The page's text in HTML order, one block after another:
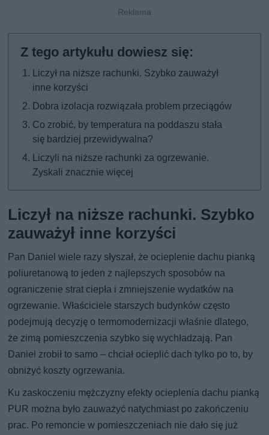
Liczył na niższe rachunki. Szybko zauważył
inne korzyści
Dobra izolacja rozwiązała problem przeciągów
Co zrobić, by temperatura na poddaszu stała
się bardziej przewidywalna?
Liczyli na niższe rachunki za ogrzewanie.
Zyskali znacznie więcej
Liczył na niższe rachunki. Szybko
zauważył inne korzyści
Pan Daniel wiele razy słyszał, że ocieplenie dachu pianką
poliuretanową to jeden z najlepszych sposobów na
ograniczenie strat ciepła i zmniejszenie wydatków na
ogrzewanie. Właściciele starszych budynków często
podejmują decyzję o termomodernizacji właśnie dlatego,
że zimą pomieszczenia szybko się wychładzają. Pan
Daniel zrobił to samo – chciał ocieplić dach tylko po to, by
obniżyć koszty ogrzewania.
Ku zaskoczeniu mężczyzny efekty ocieplenia dachu pianką
PUR można było zauważyć natychmiast po zakończeniu
prac. Po remoncie w pomieszczeniach nie dało się już